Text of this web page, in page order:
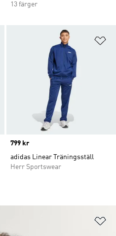
13 färger
Lägg till på önskelistan
Price
799 kr
adidas Linear Träningsställ
Herr Sportswear